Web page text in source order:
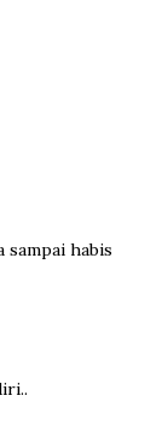
sampai habis